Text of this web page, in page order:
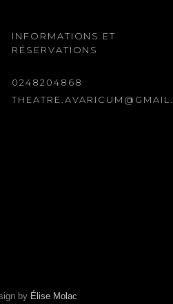
INFORMATIONS ET
RÉSERVATIONS
0248204868
by Élise Molac